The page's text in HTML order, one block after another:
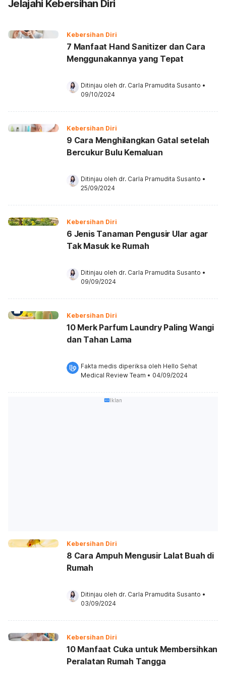
Jelajahi Kebersihan Diri
Kebersihan Diri
7 Manfaat Hand Sanitizer dan Cara
Menggunakannya yang Tepat
Ditinjau oleh dr. Carla Pramudita Susanto •
09/10/2024
Kebersihan Diri
9 Cara Menghilangkan Gatal setelah
Bercukur Bulu Kemaluan
Ditinjau oleh dr. Carla Pramudita Susanto •
25/09/2024
Kebersihan Diri
6 Jenis Tanaman Pengusir Ular agar
Tak Masuk ke Rumah
Ditinjau oleh dr. Carla Pramudita Susanto •
09/09/2024
Kebersihan Diri
10 Merk Parfum Laundry Paling Wangi
dan Tahan Lama
Fakta medis diperiksa oleh Hello Sehat
Medical Review Team • 04/09/2024
Iklan
Kebersihan Diri
8 Cara Ampuh Mengusir Lalat Buah di
Rumah
Ditinjau oleh dr. Carla Pramudita Susanto •
03/09/2024
Kebersihan Diri
10 Manfaat Cuka untuk Membersihkan
Peralatan Rumah Tangga